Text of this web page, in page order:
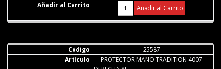
Añadir al Carrito
25587
PROTECTOR MANO TRADITION 4007